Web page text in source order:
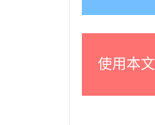
使用本文